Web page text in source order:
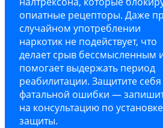
опиатные рецепторы. Даже
случайном употреблении
наркотик не подействует, что
делает срыв бессмысленным
помогает выдержать период
реабилитации. Защитите себя
фатальной ошибки —
на консультацию по установке
защиты.